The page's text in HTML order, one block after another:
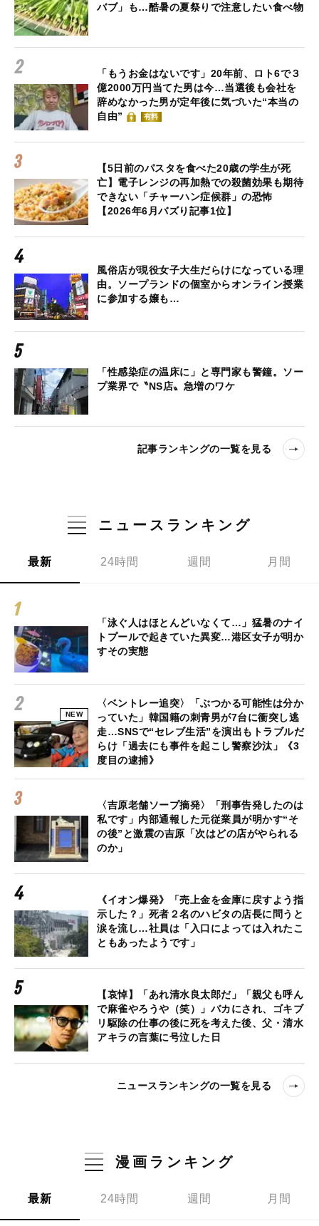
バブ」も…酷暑の夏祭りで注意したい食べ物
「もうお金はないです」20年前、ロト6で３
億2000万円当てた男は今…当選後も会社を
辞めなかった男が定年後に気づいた“本当の
自由”
有料
【5日前のパスタを食べた20歳の学生が死
亡】電子レンジの再加熱での殺菌効果も期待
できない「チャーハン症候群」の恐怖
【2026年6月バズり記事1位】
風俗店が現役女子大生だらけになっている理
由。ソープランドの個室からオンライン授業
に参加する嬢も…
「性感染症の温床に」と専門家も警鐘。ソー
プ業界で〝NS店〟急増のワケ
記事ランキングの一覧を見る
ニュースランキング
最新 24時間 週間 月間
「泳ぐ人はほとんどいなくて…」猛暑のナイ
トプールで起きていた異変…港区女子が明か
すその実態
NEW
〈ベントレー追突〉「ぶつかる可能性は分か
っていた」韓国籍の刺青男が7台に衝突し逃
走…SNSで“セレブ生活”を演出もトラブルだ
らけ「過去にも事件を起こし警察沙汰」《3
度目の逮捕》
〈吉原老舗ソープ摘発〉「刑事告発したのは
私です」内部通報した元従業員が明かす“そ
の後”と激震の吉原「次はどの店がやられる
のか」
《イオン爆発》「売上金を金庫に戻すよう指
示した？」死者２名のハビタの店長に問うと
涙を流し…社員は「入口によっては入れたこ
ともあったようです」
【哀悼】「あれ清水良太郎だ」「親父も呼ん
で麻雀やろうや（笑）」バカにされ、ゴキブ
リ駆除の仕事の後に死を考えた後、父・清水
アキラの言葉に号泣した日
ニュースランキングの一覧を見る
漫画ランキング
最新 24時間 週間 月間